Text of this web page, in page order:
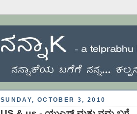
SUNDAY, OCTOBER 3, 2010